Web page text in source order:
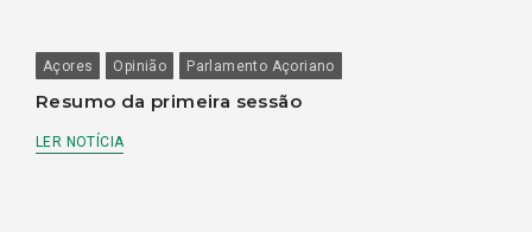
Açores Opinião Parlamento Açoriano
Resumo da primeira sessão
LER NOTÍCIA